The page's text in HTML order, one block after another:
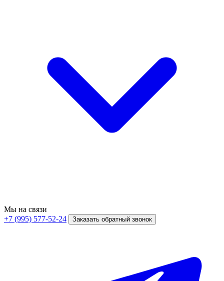
Мы на связи
+7 (995) 577-52-24
Заказать обратный звонок